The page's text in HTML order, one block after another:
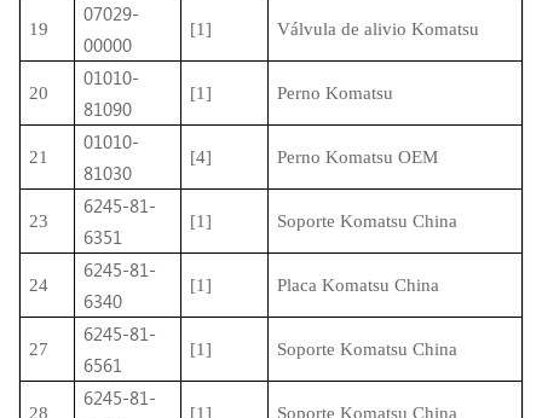
19
07029-
00000
[1] Válvula de alivio Komatsu
20
01010-
81090
[1] Perno Komatsu
21
01010-
81030
[4] Perno Komatsu OEM
23
6245-81-
6351
[1] Soporte Komatsu China
24
6245-81-
6340
[1] Placa Komatsu China
27
6245-81-
6561
[1] Soporte Komatsu China
28
6245-81-
[1] Soporte Komatsu China